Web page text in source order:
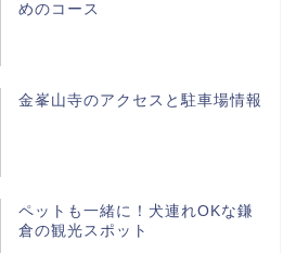
めのコース
金峯山寺のアクセスと駐車場情報
ペットも一緒に！犬連れOKな鎌
倉の観光スポット